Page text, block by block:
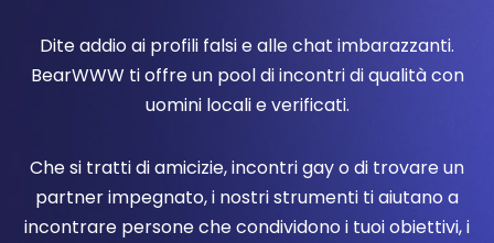
Dite addio ai profili falsi e alle chat imbarazzanti.
BearWWW ti offre un pool di incontri di qualità con
uomini locali e verificati.
Che si tratti di amicizie, incontri gay o di trovare un
partner impegnato, i nostri strumenti ti aiutano a
incontrare persone che condividono i tuoi obiettivi, i